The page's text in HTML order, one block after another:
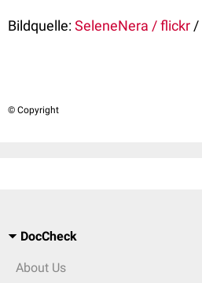
Bildquelle:SeleneNera / flickr /
© Copyright
DocCheck
About Us